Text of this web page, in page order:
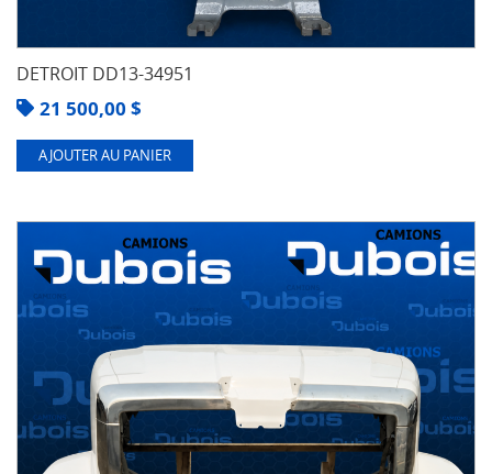
DETROIT DD13-34951
21 500,00 $
AJOUTER AU PANIER